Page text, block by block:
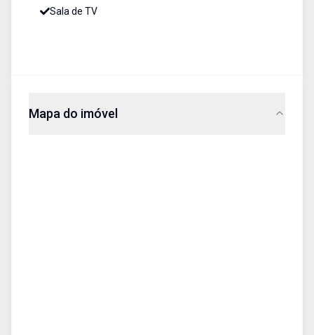
Sala de TV
Mapa do imóvel